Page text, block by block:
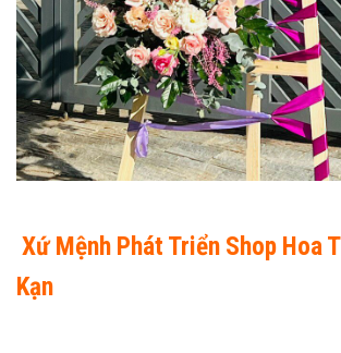
Xứ Mệnh Phát Triển Shop Hoa
Kạn